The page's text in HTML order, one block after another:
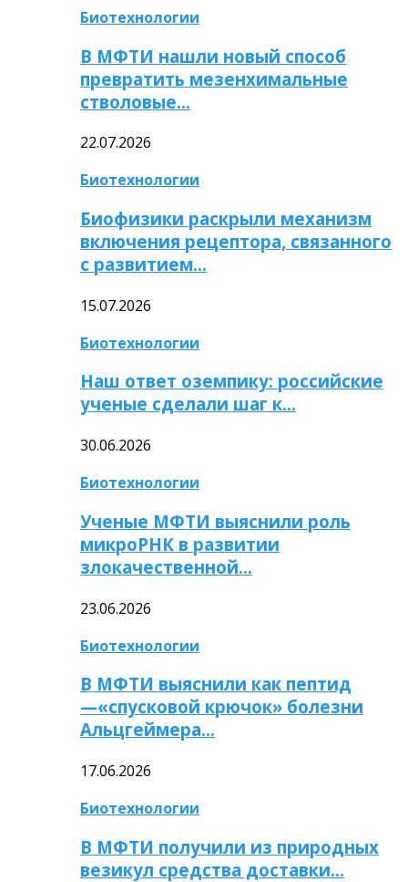
Биотехнологии
В МФТИ нашли новый способ
превратить мезенхимальные
стволовые…
22.07.2026
Биотехнологии
Биофизики раскрыли механизм
включения рецептора, связанного
с развитием…
15.07.2026
Биотехнологии
Наш ответ оземпику: российские
ученые сделали шаг к…
30.06.2026
Биотехнологии
Ученые МФТИ выяснили роль
микроРНК в развитии
злокачественной…
23.06.2026
Биотехнологии
В МФТИ выяснили как пептид
—«спусковой крючок» болезни
Альцгеймера…
17.06.2026
Биотехнологии
В МФТИ получили из природных
везикул средства доставки…